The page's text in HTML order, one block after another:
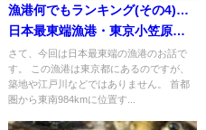
漁港何でもランキング(その4)…
日本最東端漁港・東京小笠原
村 二見漁港
さて、今回は日本最東端の漁港のお話で
す。 この漁港は東京都にあるのですが、
築地や江戸川などではありません。 首都
圏から東南984kmに位置す...